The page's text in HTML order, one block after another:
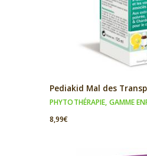
Pediakid Mal des
PHYTOTHÉRAPIE, GAMME
8,99€